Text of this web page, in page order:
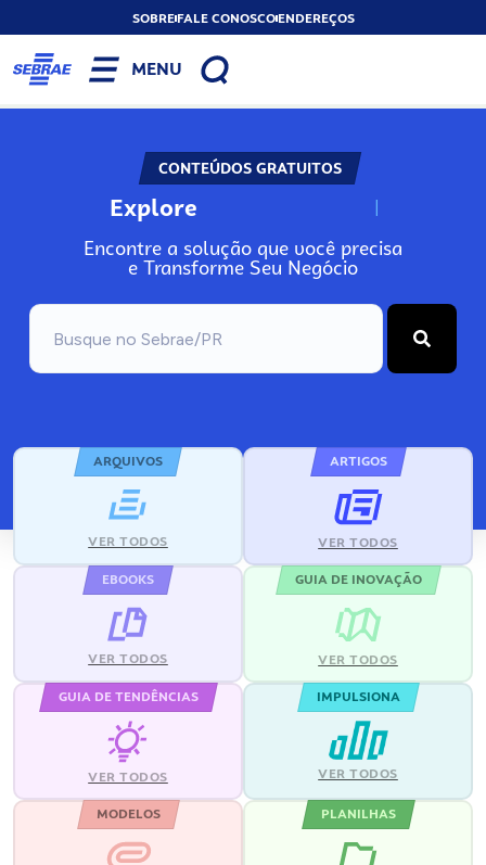
SOBREFALE CONOSCOENDEREÇOS
MENU
CONTEÚDOS GRATUITOS
Explore N
Encontre a solução que você precisa
e Transforme Seu Negócio
ARQUIVOS
VER TODOS
ARTIGOS
VER TODOS
EBOOKS
VER TODOS
GUIA DE INOVAÇÃO
VER TODOS
GUIA DE TENDÊNCIAS
VER TODOS
IMPULSIONA
VER TODOS
MODELOS PLANILHAS